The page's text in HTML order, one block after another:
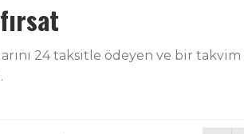
24 taksitle ödeyen ve bir